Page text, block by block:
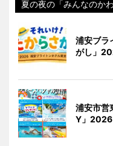
夏の夜の「みんなのか
浦安ブラ
がし」
浦安市営
Y」2026